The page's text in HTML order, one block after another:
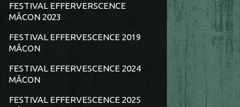
FESTIVAL EFFERVERSCENCE
MÂCON 2023
FESTIVAL EFFERVESCENCE 2019
MÂCON
FESTIVAL EFFERVESCENCE 2024
MÂCON
FESTIVAL EFFERVESCENCE 2025